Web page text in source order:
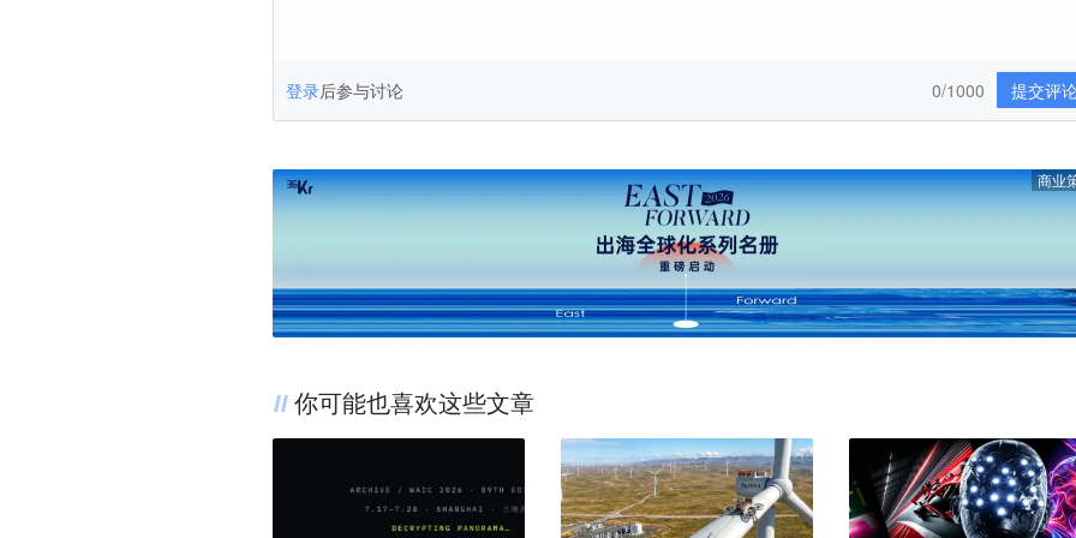
登录后参与讨论 提交评
0/1000
商业
你可能也喜欢这些文章